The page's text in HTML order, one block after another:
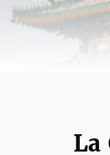
La